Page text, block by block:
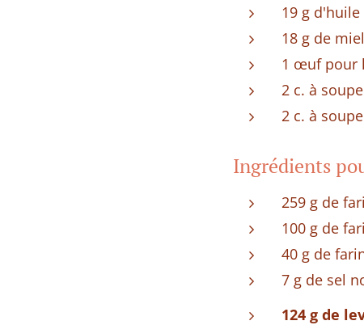
19 g
18 g de miel
1 œuf pour
2 c. à
2 c. à
Ingrédients
259 g de
100 g de
40 g de
7 g de sel
124 g de